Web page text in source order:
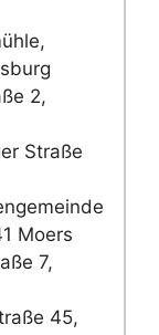
2,
Straße
Moers
7,
45,